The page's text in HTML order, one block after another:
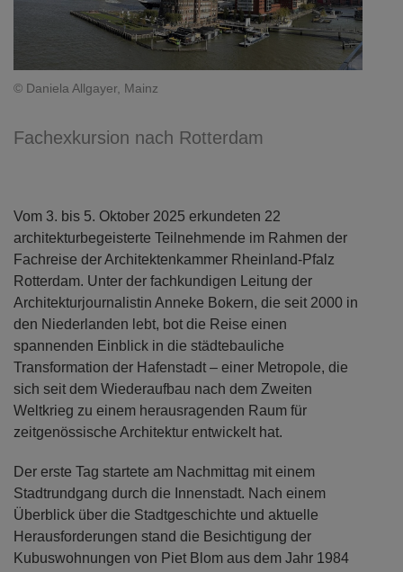
© Daniela Allgayer, Mainz
Fachexkursion nach Rotterdam
Vom 3. bis 5. Oktober 2025 erkundeten 22
architekturbegeisterte Teilnehmende im Rahmen der
Fachreise der Architektenkammer Rheinland-Pfalz
Rotterdam. Unter der fachkundigen Leitung der
Architekturjournalistin Anneke Bokern, die seit 2000 in
den Niederlanden lebt, bot die Reise einen
spannenden Einblick in die städtebauliche
Transformation der Hafenstadt – einer Metropole, die
sich seit dem Wiederaufbau nach dem Zweiten
Weltkrieg zu einem herausragenden Raum für
zeitgenössische Architektur entwickelt hat.
Der erste Tag startete am Nachmittag mit einem
Stadtrundgang durch die Innenstadt. Nach einem
Überblick über die Stadtgeschichte und aktuelle
Herausforderungen stand die Besichtigung der
Kubuswohnungen von Piet Blom aus dem Jahr 1984